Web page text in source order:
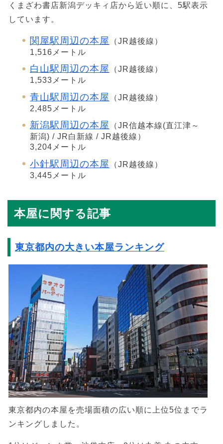
くまざわ書店新潟デッキィ店から近い順に、5駅表示
しています。
関屋駅周辺の本屋
（JR越後線）
1,516メートル
白山駅周辺の本屋
（JR越後線）
1,533メートル
青山駅周辺の本屋
（JR越後線）
2,485メートル
新潟駅周辺の本屋
（JR信越本線(直江津～
新潟) / JR白新線 / JR越後線）
3,204メートル
小針駅周辺の本屋
（JR越後線）
3,445メートル
本屋に関する記事
東京都内の大きい本屋ランキング
東京都内の本屋を売場面積の広い順に上位5位までラ
ンキングしました。